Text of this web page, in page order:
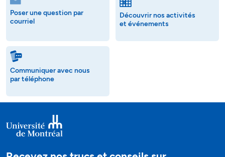
Poser une question par
courriel
Découvrir nos activités
et événements
Communiquer avec nous
par téléphone